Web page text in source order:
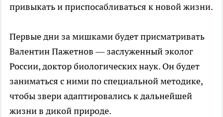
привыкать и приспосабливаться к новой жизни.
Первые дни за мишками будет присматривать
Валентин Пажетнов — заслуженный эколог
России, доктор биологических наук. Он будет
заниматься с ними по специальной методике,
чтобы звери адаптировались к дальнейшей
жизни в дикой природе.